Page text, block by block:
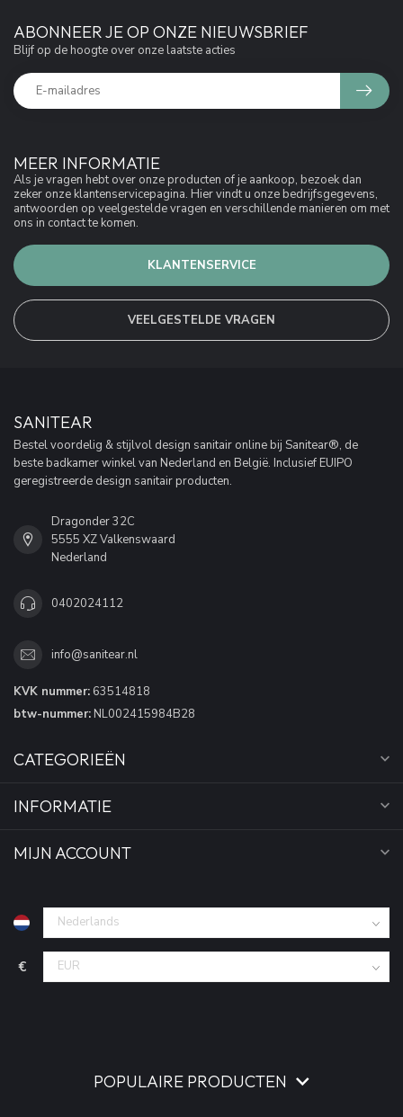
MEER INFORMATIE
Als je vragen hebt over onze producten of je aankoop, bezoek dan
zeker onze klantenservicepagina. Hier vindt u onze bedrijfsgegevens,
antwoorden op veelgestelde vragen en verschillende manieren om met
ons in contact te komen.
KLANTENSERVICE
VEELGESTELDE VRAGEN
ABONNEER JE OP ONZE NIEUWSBRIEF
Blijf op de hoogte over onze laatste acties
SANITEAR
Bestel voordelig & stijlvol design sanitair online bij Sanitear®, de
beste badkamer winkel van Nederland en België. Inclusief EUIPO
geregistreerde design sanitair producten.
Dragonder 32C
5555 XZ Valkenswaard
Nederland
0402024112
info@sanitear.nl
KVK nummer: 63514818
btw-nummer: NL002415984B28
CATEGORIEËN
INFORMATIE
MIJN ACCOUNT
€
POPULAIRE PRODUCTEN